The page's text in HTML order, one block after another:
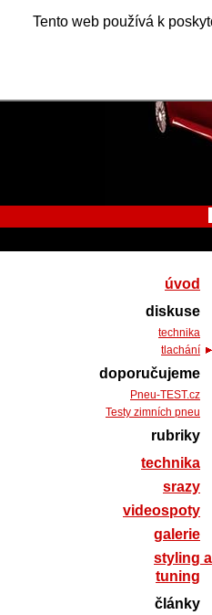
Tento web používá k
úvod
diskuse
technika
tlachání
doporučujeme
Pneu-TEST.cz
Testy zimních pneu
rubriky
technika
srazy
videospoty
galerie
styling a
tuning
články